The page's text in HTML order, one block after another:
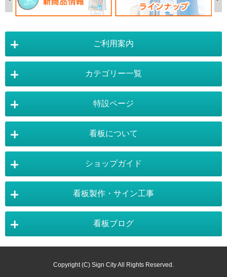
販売価格 別途お見積もり商品
ご利用案内
店舗詳細情報
運営会社 :株式会社トレード
〒454-0011 愛知県 名古屋市中川区山王4-5-10
TEL:052-265-7603 FAX:052-350-2662
お気軽にお問い合わせ下さい。
お問合せ
・事前銀行振込み
カテゴリー一覧
スタンド看板：オプション バナースタンド
自立看板 フロアサイン／路面表示
壁面看板
ポスターフレーム イーゼル
黒板／ブラックボード
特設ページ
バナースタンド特設ページ 大型看板・突出看板特設ページ
イーゼルスタンド特設ページ ホワイトボード特設ページ
販促・店舗用品特設ページ
看板について
看板設置のきまり 看板の用語集
施工事例 スタッフ紹介
ショップガイド
お支払い方法 送料・納期・配送
商品の返品・交換 注文の変更・取り消し
お得なポイントシステム 掛売りについて
看板製作・サイン工事
看板ブログ
Copyright (C) Sign City All Rights Reserved.